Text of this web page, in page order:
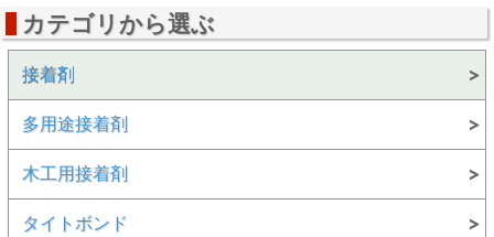
カテゴリから選ぶ
接着剤
多用途接着剤
木工用接着剤
タイトボンド